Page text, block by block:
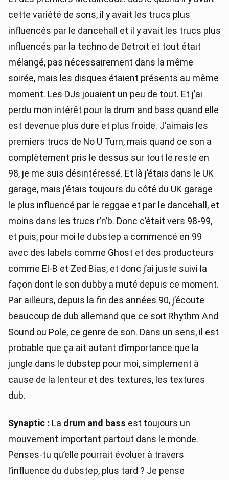
cette variété de sons, il y avait les trucs plus
influencés par le dancehall et il y avait les trucs plus
influencés par la techno de Detroit et tout était
mélangé, pas nécessairement dans la même
soirée, mais les disques étaient présents au même
moment. Les DJs jouaient un peu de tout. Et j’ai
perdu mon intérêt pour la drum and bass quand elle
est devenue plus dure et plus froide. J’aimais les
premiers trucs de No U Turn, mais quand ce son a
complètement pris le dessus sur tout le reste en
98, je me suis désintéressé. Et là j’étais dans le UK
garage, mais j’étais toujours du côté du UK garage
le plus influencé par le reggae et par le dancehall, et
moins dans les trucs r’n’b. Donc c’était vers 98-99,
et puis, pour moi le dubstep a commencé en 99
avec des labels comme Ghost et des producteurs
comme El-B et Zed Bias, et donc j’ai juste suivi la
façon dont le son dubby a muté depuis ce moment.
Par ailleurs, depuis la fin des années 90, j’écoute
beaucoup de dub allemand que ce soit Rhythm And
Sound ou Pole, ce genre de son. Dans un sens, il est
probable que ça ait autant d’importance que la
jungle dans le dubstep pour moi, simplement à
cause de la lenteur et des textures, les textures
dub.
Synaptic : La drum and bass est toujours un
mouvement important partout dans le monde.
Penses-tu qu’elle pourrait évoluer à travers
l’influence du dubstep, plus tard ? Je pense